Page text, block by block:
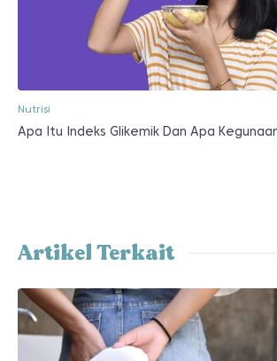
Nutrisi
Apa Itu Indeks Glikemik Dan Apa
Artikel Terkait